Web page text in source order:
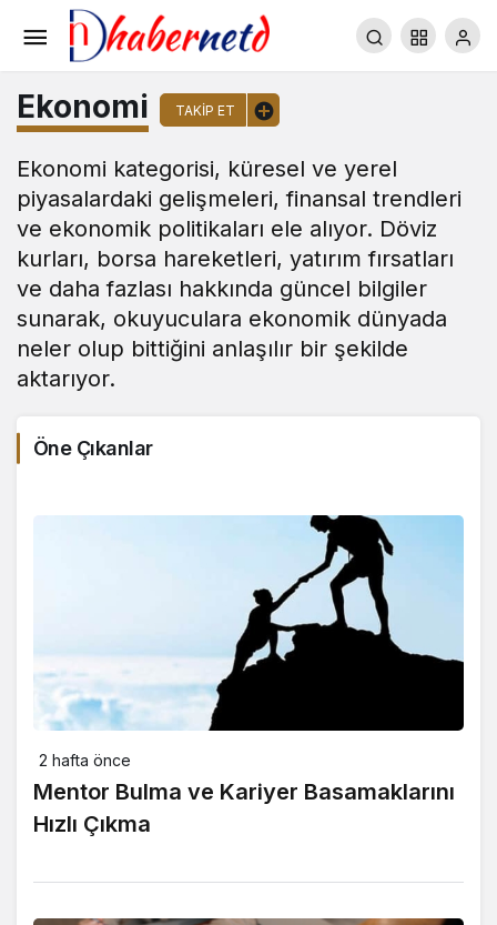
Ekonomi TAKIP ET
Ekonomi kategorisi, küresel ve yerel
piyasalardaki gelişmeleri, finansal trendleri
ve ekonomik politikaları ele alıyor. Döviz
kurları, borsa hareketleri, yatırım fırsatları
ve daha fazlası hakkında güncel bilgiler
sunarak, okuyuculara ekonomik dünyada
neler olup bittiğini anlaşılır bir şekilde
aktarıyor.
Öne Çıkanlar
2 hafta önce
Mentor Bulma ve Kariyer Basamaklarını
Hızlı Çıkma